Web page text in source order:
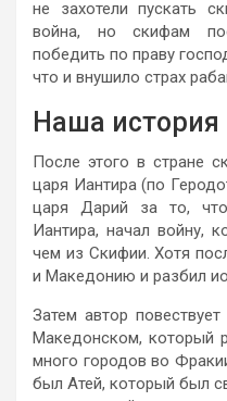
не захотели пускать
война, но скифам
победить по праву
что и внушило страх
Наша
После этого в стране
царя Иантира (по
царя Дарий за то,
Иантира, начал войну,
чем из Скифии. Хотя
и Македонию и разбил
Затем автор
Македонском, который
много городов во
был Атей, который был